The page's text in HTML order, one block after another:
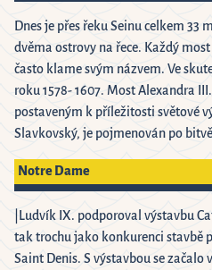
Dnes je přes řeku Seinu celkem 33
dvěma ostrovy na řece. Každý
často klame svým názvem. Ve
roku 1578- 1607. Most Alexandra
postaveným k příležitosti světové
Slavkovský, je pojmenován po
Notre Dame
|Ludvík IX. podporoval výstavbu
tak trochu jako konkurenci stavbě
Saint Denis. S výstavbou se začalo